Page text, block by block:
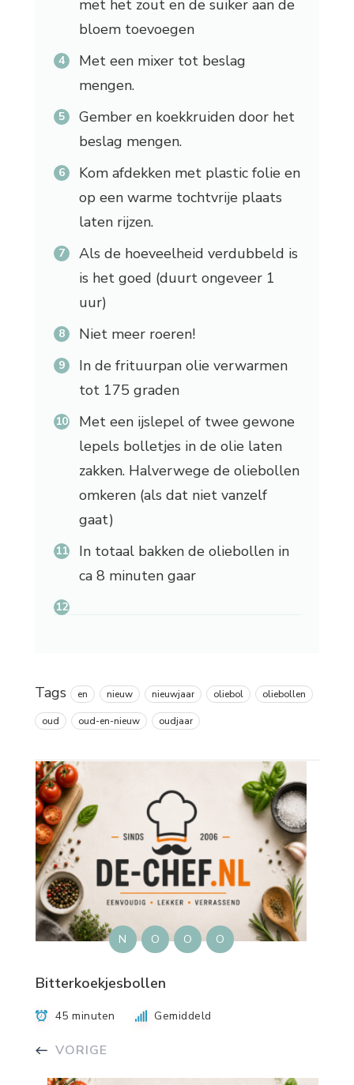
met het zout en de suiker aan de
bloem toevoegen
Met een mixer tot beslag
mengen.
Gember en koekkruiden door het
beslag mengen.
Kom afdekken met plastic folie en
op een warme tochtvrije plaats
laten rijzen.
Als de hoeveelheid verdubbeld is
is het goed (duurt ongeveer 1
uur)
Niet meer roeren!
In de frituurpan olie verwarmen
tot 175 graden
Met een ijslepel of twee gewone
lepels bolletjes in de olie laten
zakken. Halverwege de oliebollen
omkeren (als dat niet vanzelf
gaat)
In totaal bakken de oliebollen in
ca 8 minuten gaar
Tags en nieuw nieuwjaar oliebol oliebollen
oud oud-en-nieuw oudjaar
N O O O
Bitterkoekjesbollen
45 minuten Gemiddeld
VORIGE